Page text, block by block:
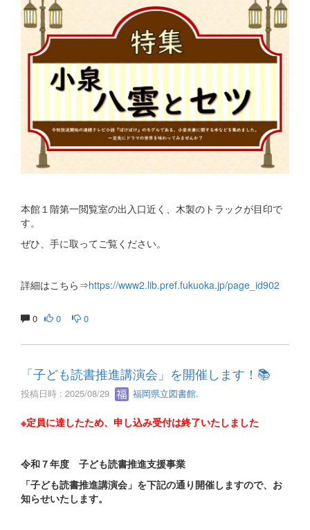
本館１階第一閲覧室の出入口近く、木製のトラックが目印で
す。
ぜひ、手に取ってご覧ください。
詳細はこちら⇒https://www2.lib.pref.fukuoka.jp/page_id902
0 0 0
「子ども読書推進講演会」を開催します！📚
投稿日時 : 2025/08/29 福岡県立図書館.
※定員に達したため、申し込み受付は終了いたしました
令和７年度 子ども読書推進支援事業
「子ども読書推進講演会」を下記の通り開催しますので、お
知らせいたします。